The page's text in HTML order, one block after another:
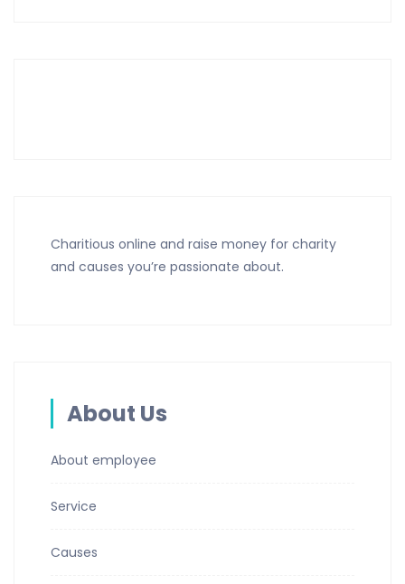
Charitious online and raise money for charity
and causes you’re passionate about.
About Us
About employee
Service
Causes